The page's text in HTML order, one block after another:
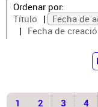
Ordenar por:
Título
Fecha de
Fecha de
1 2 3 4